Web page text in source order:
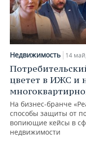
Недвижимость 14
цветет в ИЖС и
На бизнес-бранче
способы защиты от
вопиющие кейсы в
недвижимости